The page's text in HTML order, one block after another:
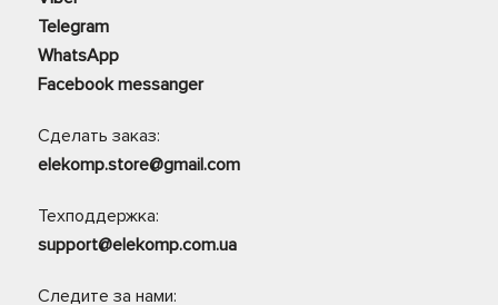
Telegram
WhatsApp
Facebook messanger
Сделать заказ:
elekomp.store@gmail.com
Техподдержка:
support@elekomp.com.ua
Следите за нами: